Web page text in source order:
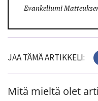
Evankeliumi
JAA TÄMÄ ARTIKKELI:
Mitä mieltä olet